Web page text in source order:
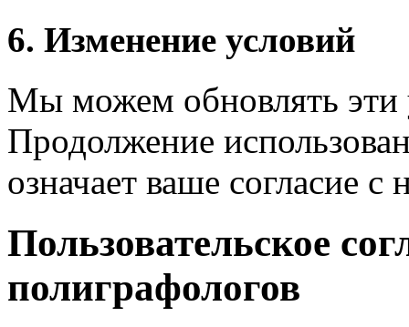
6. Изменение условий
Мы можем обновлять эти
Продолжение
означает ваше согласие
Пользовательское
полиграфологов